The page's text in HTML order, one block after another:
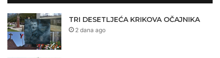
TRI DESETLJEĆA KRIKOVA OČAJNIKA
2 dana ago